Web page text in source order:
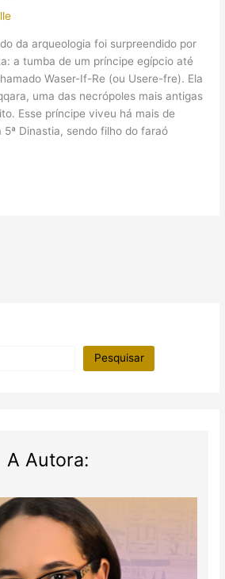
da arqueologia foi surpreendido por
a tumba de um príncipe egípcio até
Waser-If-Re (ou Usere-fre). Ela
uma das necrópoles mais antigas
Esse príncipe viveu há mais de
Dinastia, sendo filho do faraó
Pesquisar
A Autora: